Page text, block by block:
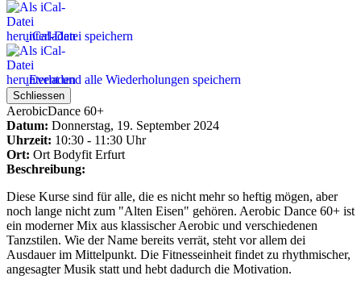
iCal-Datei speichern
Event und alle Wiederholungen speichern
Schliessen
AerobicDance 60+
Datum: Donnerstag, 19. September 2024
Uhrzeit: 10:30 - 11:30 Uhr
Ort: Ort Bodyfit Erfurt
Beschreibung:
Diese Kurse sind für alle, die es nicht mehr so heftig mögen, aber
noch lange nicht zum "Alten Eisen" gehören. Aerobic Dance 60+ ist
ein moderner Mix aus klassischer Aerobic und verschiedenen
Tanzstilen. Wie der Name bereits verrät, steht vor allem dei
Ausdauer im Mittelpunkt. Die Fitnesseinheit findet zu rhythmischer,
angesagter Musik statt und hebt dadurch die Motivation.